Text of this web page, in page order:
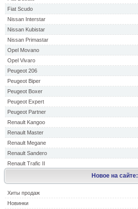
Fiat Scudo
Nissan Interstar
Nissan Kubistar
Nissan Primastar
Opel Movano
Opel Vivaro
Peugeot 206
Peugeot Biper
Peugeot Boxer
Peugeot Expert
Peugeot Partner
Renault Kangoo
Renault Master
Renault Megane
Renault Sandero
Renault Trafic II
Новое на сайте:
Хиты продаж
Новинки